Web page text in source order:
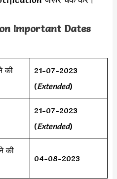
Important Dates
की
21-07-2023
(Extended)
21-07-2023
(Extended)
की
04-08-2023